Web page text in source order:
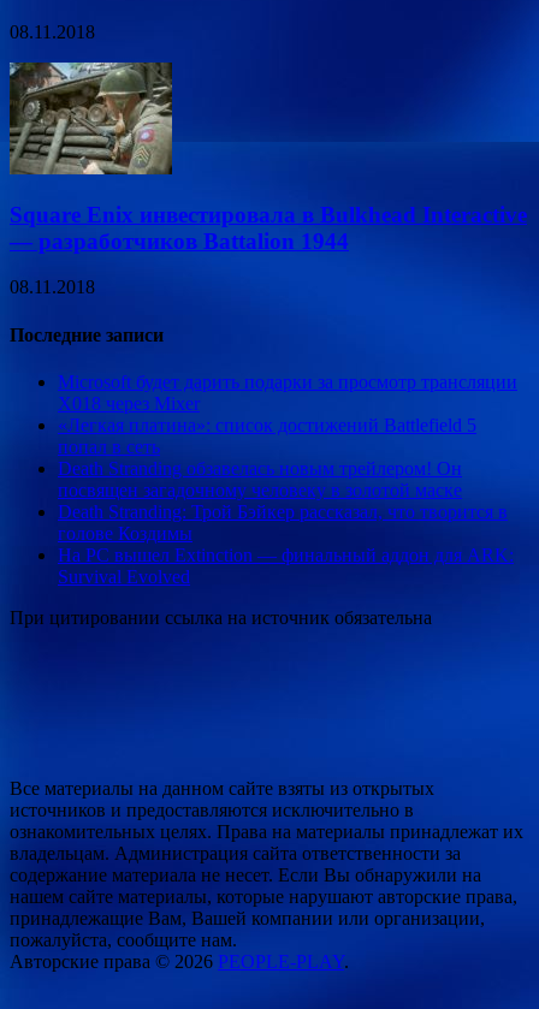
08.11.2018
Square Enix инвестировала в Bulkhead Interactive
— разработчиков Battalion 1944
08.11.2018
Последние записи
Microsoft будет дарить подарки за просмотр трансляции
X018 через Mixer
«Легкая платина»: список достижений Battlefield 5
попал в сеть
Death Stranding обзавелась новым трейлером! Он
посвящен загадочному человеку в золотой маске
Death Stranding: Трой Бэйкер рассказал, что творится в
голове Коздимы
На PC вышел Extinction — финальный аддон для ARK:
Survival Evolved
При цитировании ссылка на источник обязательна
Все материалы на данном сайте взяты из открытых
источников и предоставляются исключительно в
ознакомительных целях. Права на материалы принадлежат их
владельцам. Администрация сайта ответственности за
содержание материала не несет. Если Вы обнаружили на
нашем сайте материалы, которые нарушают авторские права,
принадлежащие Вам, Вашей компании или организации,
пожалуйста, сообщите нам.
Авторские права © 2026 PEOPLE-PLAY.